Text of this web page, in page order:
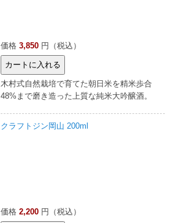
価格 3,850 円（税込）
木村式自然栽培で育てた朝日米を精米歩合
48%まで磨き造った上質な純米大吟醸酒。
クラフトジン岡山 200ml
価格 2,200 円（税込）